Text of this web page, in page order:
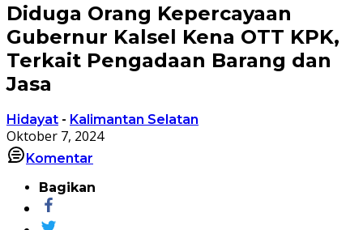
Diduga Orang Kepercayaan
Gubernur Kalsel Kena OTT KPK,
Terkait Pengadaan Barang dan
Jasa
Hidayat - Kalimantan Selatan
Oktober 7, 2024
Komentar
Bagikan